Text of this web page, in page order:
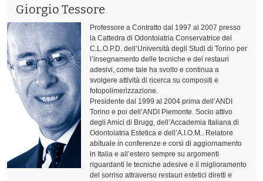
Giorgio Tessore
Professore a Contratto dal 1997 al 2007 presso
la Cattedra di Odontoiatria Conservatrice del
C.L.O.P.D. dell’Università degli Studi di Torino per
l’insegnamento delle tecniche e dei restauri
adesivi, come tale ha svolto e continua a
svolgere attività di ricerca su compositi e
fotopolimerizzazione.
Presidente dal 1999 al 2004 prima dell’ANDI
Torino e poi dell’ANDI Piemonte. Socio attivo
degli Amici di Brugg, dell’Accademia Italiana di
Odontoiatria Estetica e dell’A.I.O.M.. Relatore
abituale in conferenze e corsi di aggiornamento
in Italia e all’estero sempre su argomenti
riguardanti le tecniche adesive e il miglioramento
del sorriso attraverso restauri estetici diretti e